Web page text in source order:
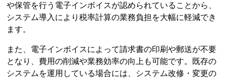
や保管を行う電子インボイスが認められていることから、
システム導入により税率計算の業務負担を大幅に軽減でき
ます。
また、電子インボイスによって請求書の印刷や郵送が不要
となり、費用の削減や業務効率の向上も可能です。既存の
システムを運用している場合には、システム改修・変更の